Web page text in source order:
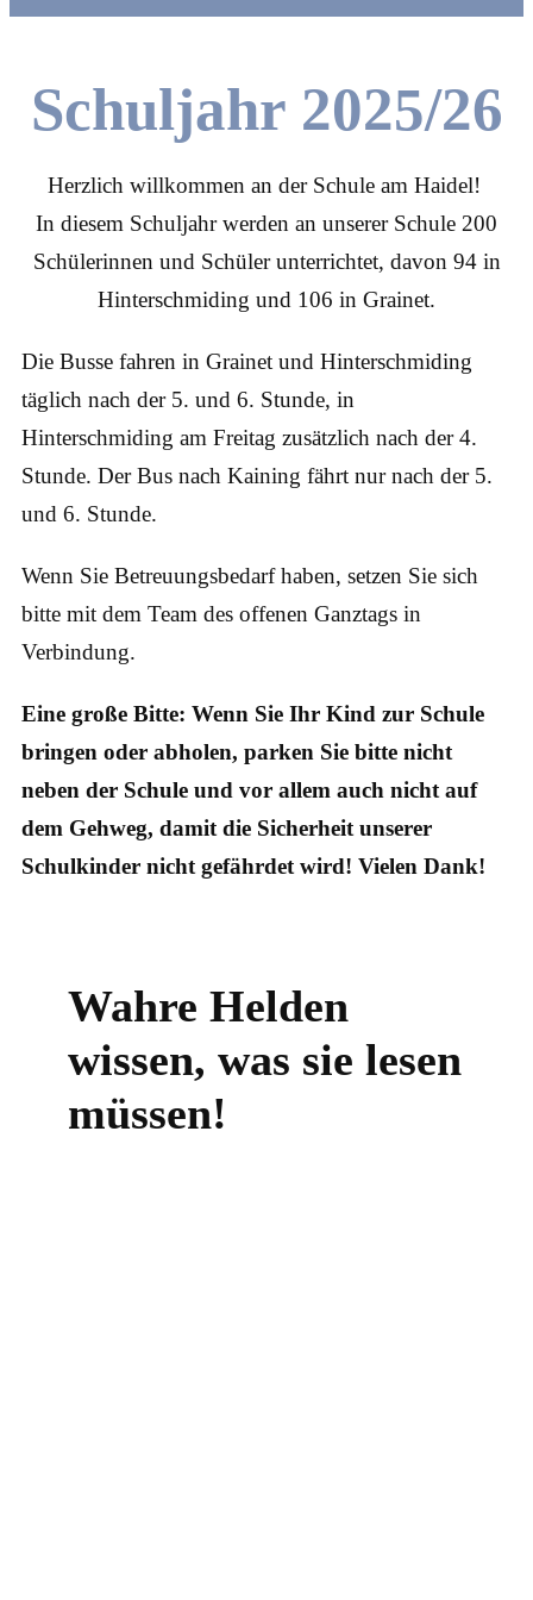
Schuljahr 2025/26
Herzlich willkommen an der Schule am Haidel!
In diesem Schuljahr werden an unserer Schule 200
Schülerinnen und Schüler unterrichtet, davon 94 in
Hinterschmiding und 106 in Grainet.
Die Busse fahren in Grainet und Hinterschmiding
täglich nach der 5. und 6. Stunde, in
Hinterschmiding am Freitag zusätzlich nach der 4.
Stunde. Der Bus nach Kaining fährt nur nach der 5.
und 6. Stunde.
Wenn Sie Betreuungsbedarf haben, setzen Sie sich
bitte mit dem Team des offenen Ganztags in
Verbindung.
Eine große Bitte: Wenn Sie Ihr Kind zur Schule
bringen oder abholen, parken Sie bitte nicht
neben der Schule und vor allem auch nicht auf
dem Gehweg, damit die Sicherheit unserer
Schulkinder nicht gefährdet wird! Vielen Dank!
Wahre Helden
wissen, was sie lesen
müssen!